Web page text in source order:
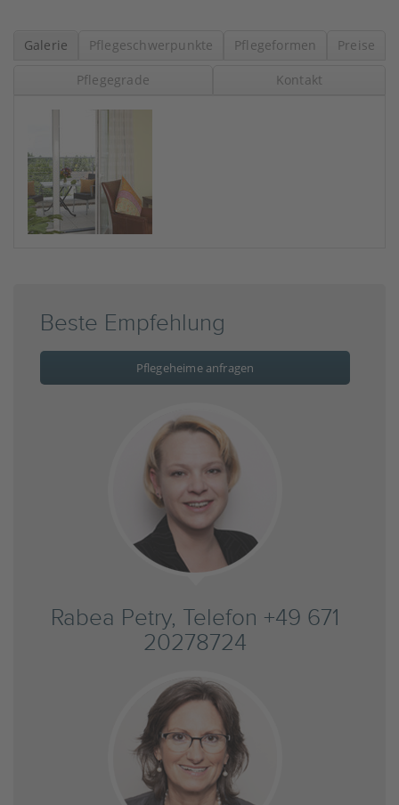
Galerie Pflegeschwerpunkte Pflegeformen Preise
Pflegegrade Kontakt
Beste Empfehlung
Pflegeheime anfragen
Rabea Petry, Telefon +49 671
20278724